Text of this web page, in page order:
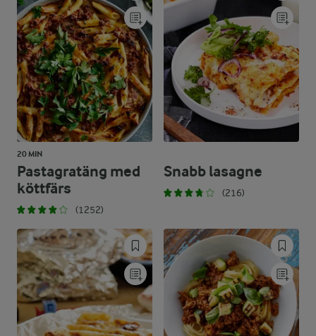
20 MIN
Pastagratäng med
köttfärs
(1252)
Snabb lasagne
(216)